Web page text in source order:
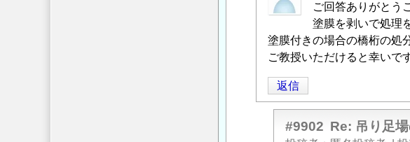
名
稿
者
よ
る
Re:
ご回答ありがとう
塗膜を剥いで処理
塗膜付きの場合の橋桁の処
ご教授いただけると幸いです
返信
#9902 Re: 吊り足